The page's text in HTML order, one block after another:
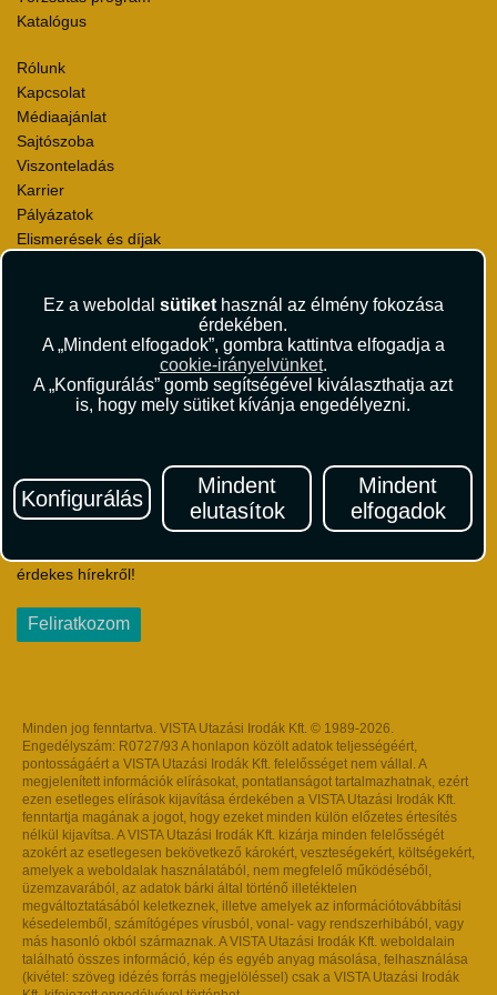
Ez a weboldal sütikethasznál az élmény fokozása
érdekében.
A „Mindent elfogadok”, gombra kattintva elfogadja a
cookie-irányelvünket.
A „Konfigurálás” gomb segítségével kiválaszthatja azt
is, hogy mely sütiket kívánja engedélyezni.
Konfigurálás
Mindent
elutasítok
Mindent
elfogadok
Katalógus
Rólunk
Kapcsolat
Médiaajánlat
Sajtószoba
Viszonteladás
Karrier
Pályázatok
Elismerések és díjak
Utazási Csomag Szerződési Feltételek
Útlemondás-biztosítás Szerződési Feltételek
Utasbiztosítás Szerződési Feltételek
Repülőjegy Szerződési Feltételek
Adatvédelem
Hírlevél
Iratkozzon fel Magyarország egyik legszínesebb utazási
érdekes hírekről!
Feliratkozom
Minden jog fenntartva. VISTA Utazási Irodák Kft. © 1989-2026.
Engedélyszám: R0727/93 A honlapon közölt adatok teljességéért,
pontosságáért a VISTA Utazási Irodák Kft. felelősséget nem vállal. A
megjelenített információk elírásokat, pontatlanságot tartalmazhatnak, ezért
ezen esetleges elírások kijavítása érdekében a VISTA Utazási Irodák Kft.
fenntartja magának a jogot, hogy ezeket minden külön előzetes értesítés
nélkül kijavítsa. A VISTA Utazási Irodák Kft. kizárja minden felelősségét
azokért az esetlegesen bekövetkező károkért, veszteségekért, költségekért,
amelyek a weboldalak használatából, nem megfelelő működéséből,
üzemzavarából, az adatok bárki által történő illetéktelen
megváltoztatásából keletkeznek, illetve amelyek az információtovábbítási
késedelemből, számítógépes vírusból, vonal- vagy rendszerhibából, vagy
más hasonló okból származnak. A VISTA Utazási Irodák Kft. weboldalain
található összes információ, kép és egyéb anyag másolása, felhasználása
(kivétel: szöveg idézés forrás megjelöléssel) csak a VISTA Utazási Irodák